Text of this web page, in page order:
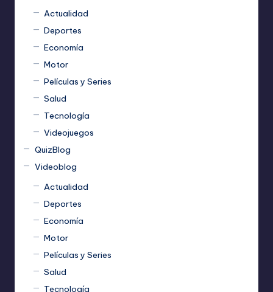
Actualidad
Deportes
Economía
Motor
Películas y Series
Salud
Tecnología
Videojuegos
QuizBlog
Videoblog
Actualidad
Deportes
Economía
Motor
Películas y Series
Salud
Tecnología